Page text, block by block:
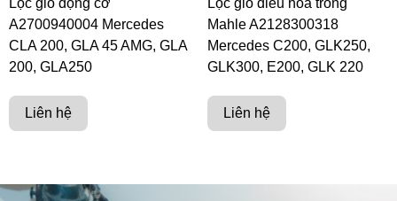
A2700940004 Mercedes
CLA 200, GLA 45 AMG, GLA
200, GLA250
Liên hệ
Mahle A2128300318
Mercedes C200, GLK250,
GLK300, E200, GLK 220
Liên hệ